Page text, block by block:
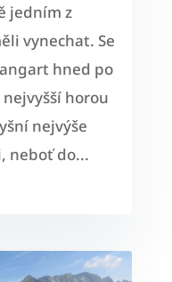
jedním z
vynechat. Se
hned po
horou
nejvýše
neboť do...